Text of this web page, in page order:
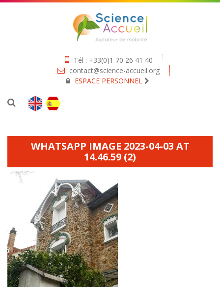
Tél : +33(0)1 70 26 41 40
contact@science-accueil.org
ESPACE PERSONNEL
WHATSAPP IMAGE 2023-04-03 AT
14.46.59 (2)